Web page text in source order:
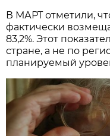
В МАРТ отметили,
фактически
83,2%. Этот
стране, а не по
планируемый